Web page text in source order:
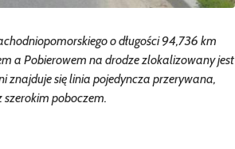
o długości 94,736 km
a Pobierowem na drodze zlokalizowany jest
znajduje się linia pojedyncza przerywana,
poboczem.